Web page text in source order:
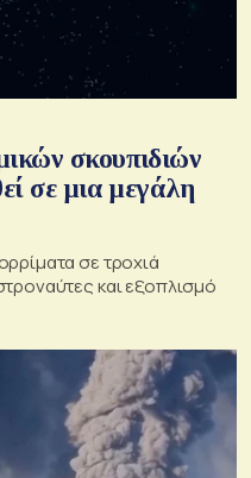
σκουπιδιών
σε μια μεγάλη
σε τροχιά
και εξοπλισμό